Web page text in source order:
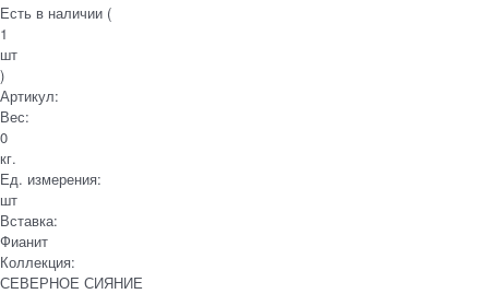
Есть в наличии (
1
шт
)
Артикул:
Вес:
0
кг.
Ед. измерения:
шт
Вставка:
Фианит
Коллекция:
СЕВЕРНОЕ СИЯНИЕ